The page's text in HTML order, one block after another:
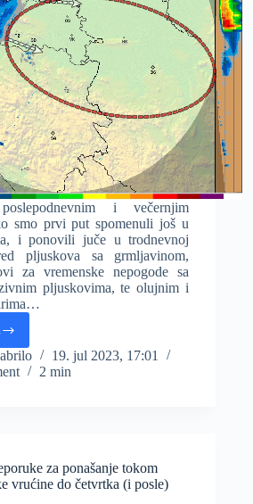
i večernjim
smo prvi put spomenuli još u
i ponovili juče u trodnevnoj
pljuskova sa grmljavinom,
za vremenske nepogode sa
pljuskovima, te olujnim i
19. jul 2023, 17:01
2 min
za ponašanje tokom
vrućine do četvrtka (i posle)